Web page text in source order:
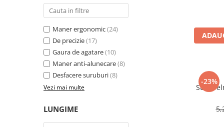
Mercedes Actros MP6
Mercedes Arocs
Maner ergonomic(24)
De precizie(17)
Gaura de agatare(10)
Maner anti-alunecare(8)
Desfacere suruburi(8)
Vezi mai multe
LUNGIME
-23%